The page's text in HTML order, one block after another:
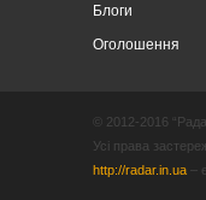
Блоги
Оголошення
© 2012-2016
Усі права
http://radar.in.ua –